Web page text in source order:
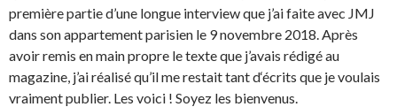
première partie d’une longue interview que j’ai faite avec JMJ
dans son appartement parisien le 9 novembre 2018. Après
avoir remis en main propre le texte que j’avais rédigé au
magazine, j’ai réalisé qu’il me restait tant d‘écrits que je voulais
vraiment publier. Les voici ! Soyez les bienvenus.